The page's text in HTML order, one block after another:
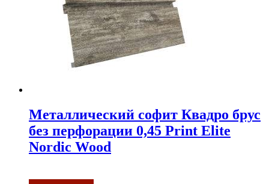
Металлический софит Квадро брус
без перфорации 0,45 Print Elite
Nordic Wood